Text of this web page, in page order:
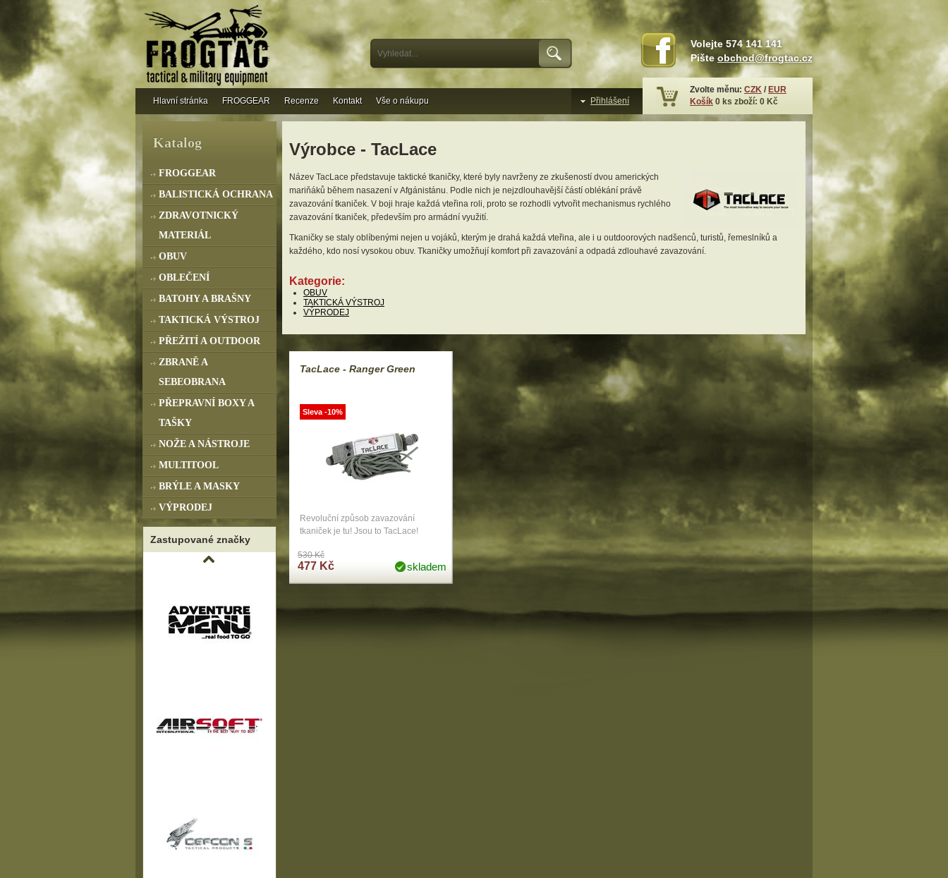
Výrobce - TacLace
Název TacLace představuje taktické tkaničky, které byly navrženy ze zkušeností dvou amerických
mariňáků během nasazení v Afgánistánu. Podle nich je nejzdlouhavější částí oblékání právě
zavazování tkaniček. V boji hraje každá vteřina roli, proto se rozhodli vytvořit mechanismus rychlého
zavazování tkaniček, především pro armádní využití.
Tkaničky se staly oblíbenými nejen u vojáků, kterým je drahá každá vteřina, ale i u outdoorových nadšenců, turistů, řemeslníků a
každého, kdo nosí vysokou obuv. Tkaničky umožňují komfort při zavazování a odpadá zdlouhavé zavazování.
Kategorie:
OBUV
TAKTICKÁ VÝSTROJ
VÝPRODEJ
TacLace - Ranger Green
Revoluční způsob zavazování
tkaniček je tu! Jsou to TacLace!
530 Kč
477 Kč skladem
Sleva -10%
Katalog
FROGGEAR
BALISTICKÁ OCHRANA
ZDRAVOTNICKÝ
MATERIÁL
OBUV
OBLEČENÍ
BATOHY A BRAŠNY
TAKTICKÁ VÝSTROJ
PŘEŽITÍ A OUTDOOR
ZBRANĚ A
SEBEOBRANA
PŘEPRAVNÍ BOXY A
TAŠKY
NOŽE A NÁSTROJE
MULTITOOL
BRÝLE A MASKY
VÝPRODEJ
Zastupované značky
Hlavní stránka FROGGEAR Recenze Kontakt Vše o nákupu Přihlášení
Volejte 574 141 141
Pište obchod@frogtac.cz
Zvolte měnu: CZK / EUR
Košík 0 ks zboží: 0 Kč